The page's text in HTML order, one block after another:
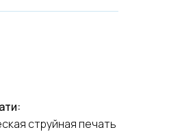
струйная печать